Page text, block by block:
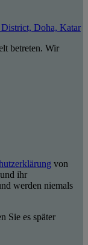
Doha, Katar
betreten. Wir
von
ihr
werden niemals
Sie es später